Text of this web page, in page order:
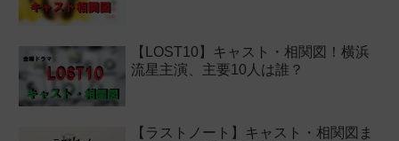
【LOST10】キャスト・相関図！横浜
流星主演、主要10人は誰？
【ラストノート】キャスト・相関図ま